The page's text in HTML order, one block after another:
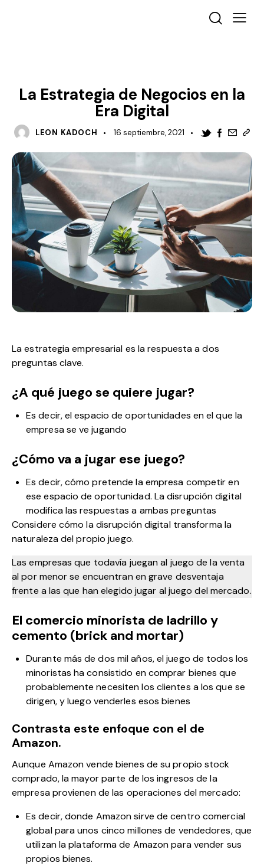
La Estrategia de Negocios en la
Era Digital
LEON KADOCH 16 septiembre, 2021
La estrategia empresarial es la respuesta a dos
preguntas clave.
¿A qué juego se quiere jugar?
Es decir, el espacio de oportunidades en el que la
empresa se ve jugando
¿Cómo va a jugar ese juego?
Es decir, cómo pretende la empresa competir en
ese espacio de oportunidad. La disrupción digital
modifica las respuestas a ambas preguntas
Considere cómo la disrupción digital transforma la
naturaleza del propio juego.
Las empresas que todavía juegan al juego de la venta
al por menor se encuentran en grave desventaja
frente a las que han elegido jugar al juego del mercado.
El comercio minorista de ladrillo y
cemento (brick and mortar)
Durante más de dos mil años, el juego de todos los
minoristas ha consistido en comprar bienes que
probablemente necesiten los clientes a los que se
dirigen, y luego venderles esos bienes
Contrasta este enfoque con el de
Amazon.
Aunque Amazon vende bienes de su propio stock
comprado, la mayor parte de los ingresos de la
empresa provienen de las operaciones del mercado:
Es decir, donde Amazon sirve de centro comercial
global para unos cinco millones de vendedores, que
utilizan la plataforma de Amazon para vender sus
propios bienes.